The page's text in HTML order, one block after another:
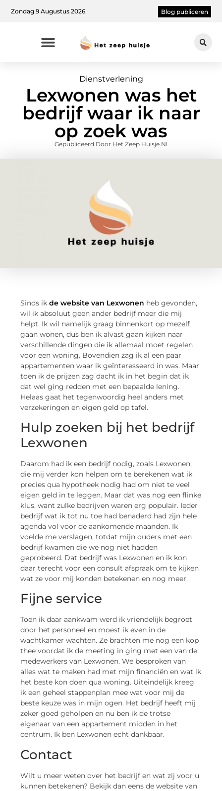
Zondag 9 Augustus 2026 Blog publiceren
Dienstverlening
Lexwonen was het
bedrijf waar ik naar
op zoek was
Gepubliceerd Door Het Zeep Huisje.nl
Sinds ikde website van Lexwonen heb gevonden,
wil ik absoluut geen ander bedrijf meer die mij
helpt. Ik wil namelijk graag binnenkort op mezelf
gaan wonen, dus ben ik alvast gaan kijken naar
verschillende dingen die ik allemaal moet regelen
voor een woning. Bovendien zag ik al een paar
appartementen waar ik geïnteresseerd in was. Maar
toen ik de prijzen zag dacht ik in het begin dat ik
dat wel ging redden met een bepaalde lening.
Helaas gaat het tegenwoordig heel anders met
verzekeringen en eigen geld op tafel.
Hulp zoeken bij het bedrijf
Lexwonen
Daarom had ik een bedrijf nodig, zoals Lexwonen,
die mij verder kon helpen om te berekenen wat ik
precies qua hypotheek nodig had om niet te veel
eigen geld in te leggen. Maar dat was nog een flinke
klus, want zulke bedrijven waren erg populair. Ieder
bedrijf wat ik tot nu toe had benaderd had zijn hele
agenda vol voor de aankomende maanden. Ik
voelde me verslagen, totdat mijn ouders met een
bedrijf kwamen die we nog niet hadden
geprobeerd. Dat bedrijf was Lexwonen en ik kon
daar terecht voor een consult afspraak om te kijken
wat ze voor mij konden betekenen en nog meer.
Fijne service
Toen ik daar aankwam werd ik vriendelijk begroet
door het personeel en moest ik even in de
wachtkamer wachten. Ze brachten me nog een kop
thee voordat ik de meeting in ging met een van de
medewerkers van Lexwonen. We besproken van
alles wat te maken had met mijn financiën en wat ik
het beste kon doen qua woning. Uiteindelijk kreeg
ik een geheel stappenplan mee wat voor mij de
beste keuze was in mijn ogen. Het bedrijf heeft mij
zeker goed geholpen en nu ben ik de trotse
eigenaar van een appartement midden in het
centrum. Ik ben Lexwonen echt dankbaar.
Contact
Wilt u meer weten over het bedrijf en wat zij voor u
kunnen betekenen? Bekijk dan eens de website van